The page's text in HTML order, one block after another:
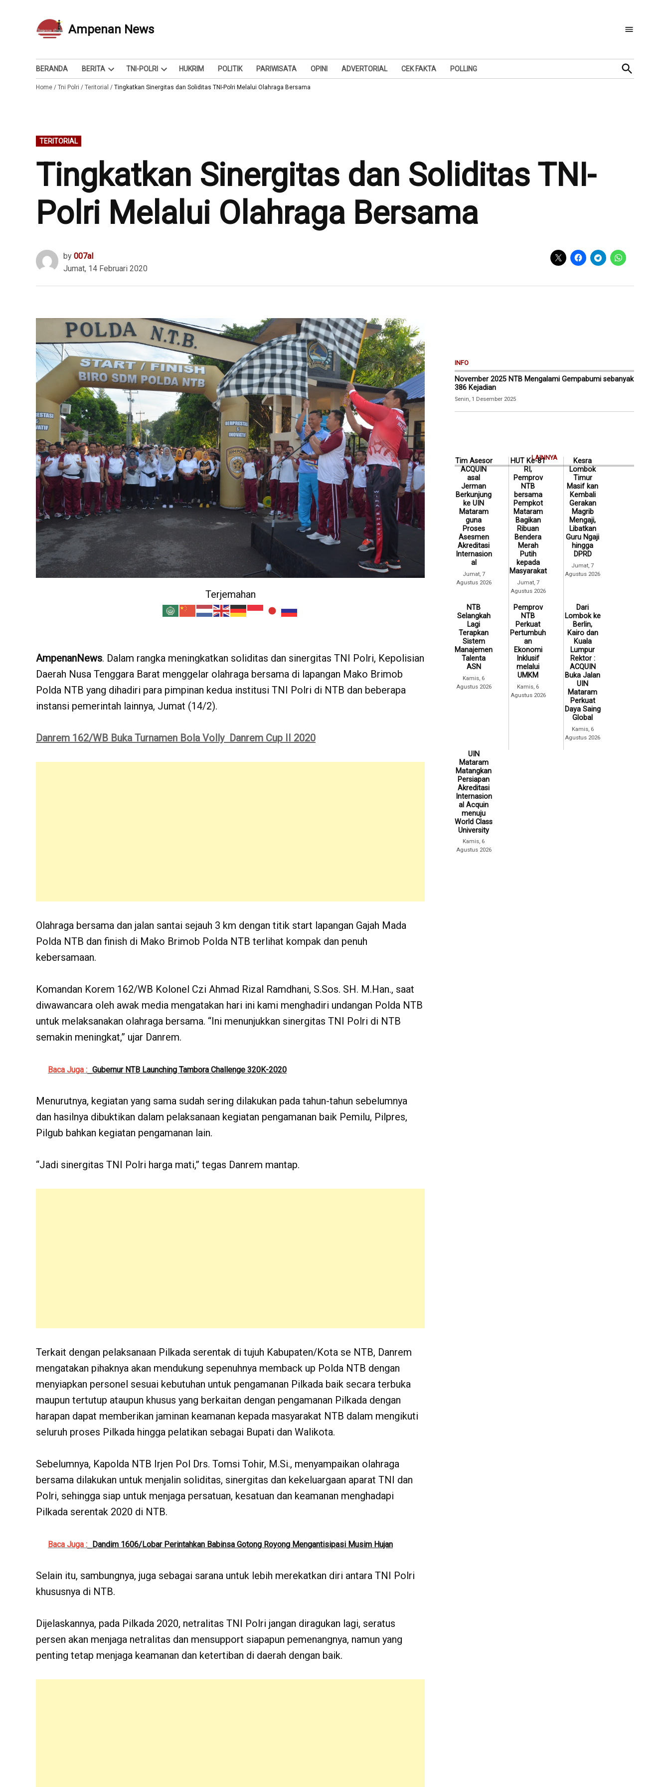
Ampenan News
Berita dan Info
BERANDA BERITA
Open
dropdown
TNI-POLRI
Open
dropdown
HUKRIM POLITIK PARIWISATA OPINI ADVERTORIAL CEK FAKTA POLLING
Open
Search
Home / Tni Polri / Teritorial / Tingkatkan Sinergitas dan Soliditas TNI-Polri Melalui Olahraga Bersama
POSTED
IN
TERITORIAL
Tingkatkan Sinergitas dan Soliditas TNI-
Polri Melalui Olahraga Bersama
by 007al
Jumat, 14 Februari 2020
Terjemahan
AmpenanNews. Dalam rangka meningkatkan soliditas dan sinergitas TNI Polri, Kepolisian
Daerah Nusa Tenggara Barat menggelar olahraga bersama di lapangan Mako Brimob
Polda NTB yang dihadiri para pimpinan kedua institusi TNI Polri di NTB dan beberapa
instansi pemerintah lainnya, Jumat (14/2).
Danrem 162/WB Buka Turnamen Bola Volly Danrem Cup II 2020
Olahraga bersama dan jalan santai sejauh 3 km dengan titik start lapangan Gajah Mada
Polda NTB dan finish di Mako Brimob Polda NTB terlihat kompak dan penuh
kebersamaan.
Komandan Korem 162/WB Kolonel Czi Ahmad Rizal Ramdhani, S.Sos. SH. M.Han., saat
diwawancara oleh awak media mengatakan hari ini kami menghadiri undangan Polda NTB
untuk melaksanakan olahraga bersama. “Ini menunjukkan sinergitas TNI Polri di NTB
semakin meningkat,” ujar Danrem.
Baca Juga : Gubernur NTB Launching Tambora Challenge 320K-2020
Menurutnya, kegiatan yang sama sudah sering dilakukan pada tahun-tahun sebelumnya
dan hasilnya dibuktikan dalam pelaksanaan kegiatan pengamanan baik Pemilu, Pilpres,
Pilgub bahkan kegiatan pengamanan lain.
“Jadi sinergitas TNI Polri harga mati,” tegas Danrem mantap.
Terkait dengan pelaksanaan Pilkada serentak di tujuh Kabupaten/Kota se NTB, Danrem
mengatakan pihaknya akan mendukung sepenuhnya memback up Polda NTB dengan
menyiapkan personel sesuai kebutuhan untuk pengamanan Pilkada baik secara terbuka
maupun tertutup ataupun khusus yang berkaitan dengan pengamanan Pilkada dengan
harapan dapat memberikan jaminan keamanan kepada masyarakat NTB dalam mengikuti
seluruh proses Pilkada hingga pelatikan sebagai Bupati dan Walikota.
Sebelumnya, Kapolda NTB Irjen Pol Drs. Tomsi Tohir, M.Si., menyampaikan olahraga
bersama dilakukan untuk menjalin soliditas, sinergitas dan kekeluargaan aparat TNI dan
Polri, sehingga siap untuk menjaga persatuan, kesatuan dan keamanan menghadapi
Pilkada serentak 2020 di NTB.
Baca Juga : Dandim 1606/Lobar Perintahkan Babinsa Gotong Royong Mengantisipasi Musim Hujan
Selain itu, sambungnya, juga sebagai sarana untuk lebih merekatkan diri antara TNI Polri
khususnya di NTB.
Dijelaskannya, pada Pilkada 2020, netralitas TNI Polri jangan diragukan lagi, seratus
persen akan menjaga netralitas dan mensupport siapapun pemenangnya, namun yang
penting tetap menjaga keamanan dan ketertiban di daerah dengan baik.
INFO
November 2025 NTB Mengalami Gempabumi sebanyak
386 Kejadian
Senin, 1 Desember 2025
LAINNYA
Tim Asesor
ACQUIN
asal
Jerman
Berkunjung
ke UIN
Mataram
guna
Proses
Asesmen
Akreditasi
Internasion
al
Jumat, 7
Agustus 2026
HUT Ke-81
RI,
Pemprov
NTB
bersama
Pempkot
Mataram
Bagikan
Ribuan
Bendera
Merah
Putih
kepada
Masyarakat
Jumat, 7
Agustus 2026
Kesra
Lombok
Timur
Masif kan
Kembali
Gerakan
Magrib
Mengaji,
Libatkan
Guru Ngaji
hingga
DPRD
Jumat, 7
Agustus 2026
NTB
Selangkah
Lagi
Terapkan
Sistem
Manajemen
Talenta
ASN
Kamis, 6
Agustus 2026
Pemprov
NTB
Perkuat
Pertumbuh
an
Ekonomi
Inklusif
melalui
UMKM
Kamis, 6
Agustus 2026
Dari
Lombok ke
Berlin,
Kairo dan
Kuala
Lumpur
Rektor :
ACQUIN
Buka Jalan
UIN
Mataram
Perkuat
Daya Saing
Global
Kamis, 6
Agustus 2026
UIN
Mataram
Matangkan
Persiapan
Akreditasi
Internasion
al Acquin
menuju
World Class
University
Kamis, 6
Agustus 2026